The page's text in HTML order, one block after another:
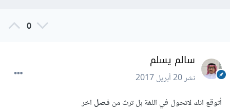
0
سالم يسلم
نشر20 أبريل 2017
أتوقع انك لاتحول في اللغة بل ترث من فصلاخر